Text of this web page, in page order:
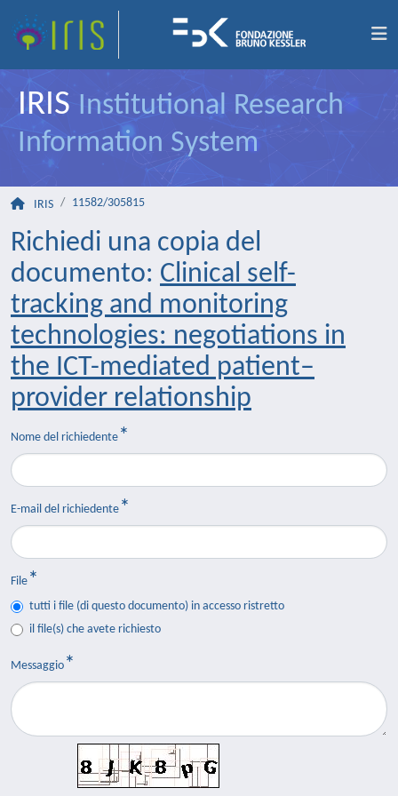
IRIS Institutional Research
Information System
IRIS 11582/305815
Richiedi una copia del
documento: Clinical self-
tracking and monitoring
technologies: negotiations in
the ICT-mediated patient–
provider relationship
Nome del richiedente
E-mail del richiedente
File
tutti i file (di questo documento) in accesso ristretto
il file(s) che avete richiesto
Messaggio